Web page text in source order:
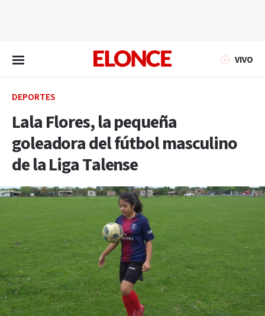
VIVO
DEPORTES
Lala Flores, la pequeña
goleadora del fútbol masculino
de la Liga Talense